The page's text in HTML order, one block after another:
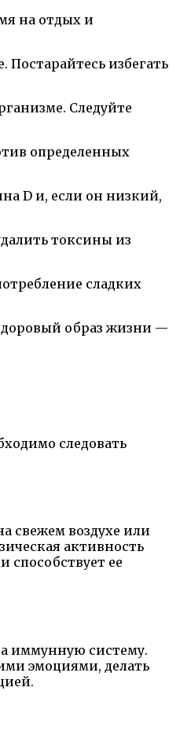
на отдых и
избегать
Следуйте
определенных
D и, если он низкий,
токсины из
сладких
образ жизни —
следовать
свежем воздухе или
активность
способствует ее
иммунную систему.
эмоциями, делать